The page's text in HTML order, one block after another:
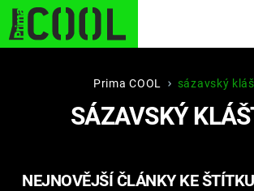
STARHOUSE BUFFY,
PLNEJ KOTEL AVENGERS 5
Prima COOL sázavský
SÁZAVSKÝ
NEJNOVĚJŠÍ ČLÁNKY KE